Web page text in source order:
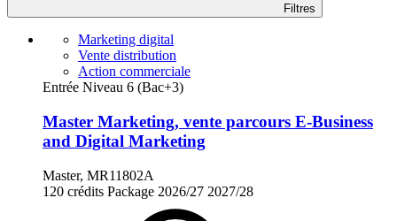
Filtres
Marketing digital
Vente distribution
Action commerciale
Entrée Niveau 6 (Bac+3)
Master Marketing, vente parcours E-Business
and Digital Marketing
Master, MR11802A
120 crédits Package 2026/27 2027/28